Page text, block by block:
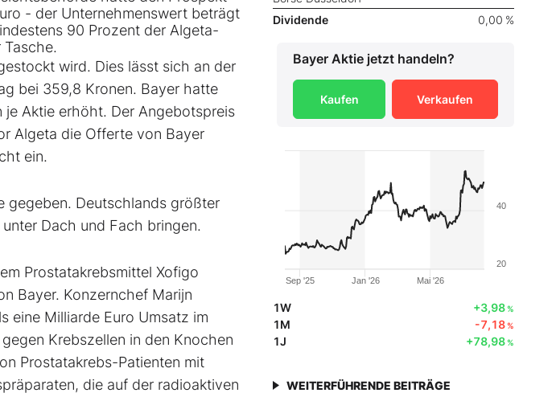
- der Unternehmenswert beträgt
90 Prozent der Algeta-
wird. Dies lässt sich an der
bei 359,8 Kronen. Bayer hatte
Aktie erhöht. Der Angebotspreis
Algeta die Offerte von Bayer
ein.
gegeben. Deutschlands größter
Dach und Fach bringen.
Prostatakrebsmittel Xofigo
Bayer. Konzernchef Marijn
eine Milliarde Euro Umsatz im
Krebszellen in den Knochen
Prostatakrebs-Patienten mit
die auf der radioaktiven
Dividende 0,00 %
Bayer Aktie jetzt handeln?
Kaufen Verkaufen
Jan '26
Sep '25 Mai '26
20
40
1W +3,98%
1M -7,18%
1J +78,98%
WEITERFÜHRENDE BEITRÄGE